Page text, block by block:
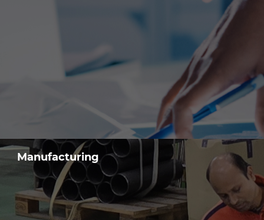
Manufacturing